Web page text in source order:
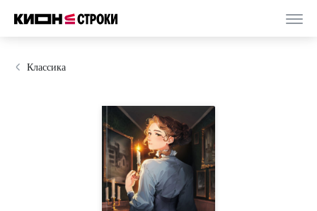
Классика